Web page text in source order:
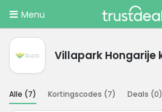
Menu
Villapark Hongarije
Alle (7) Kortingscodes (7) Deals (0)